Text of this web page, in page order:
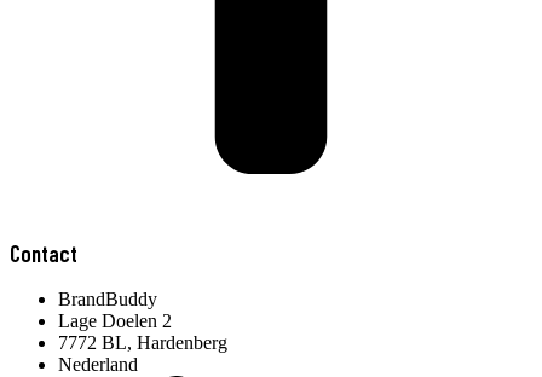
Contact
BrandBuddy
Lage Doelen 2
7772 BL, Hardenberg
Nederland